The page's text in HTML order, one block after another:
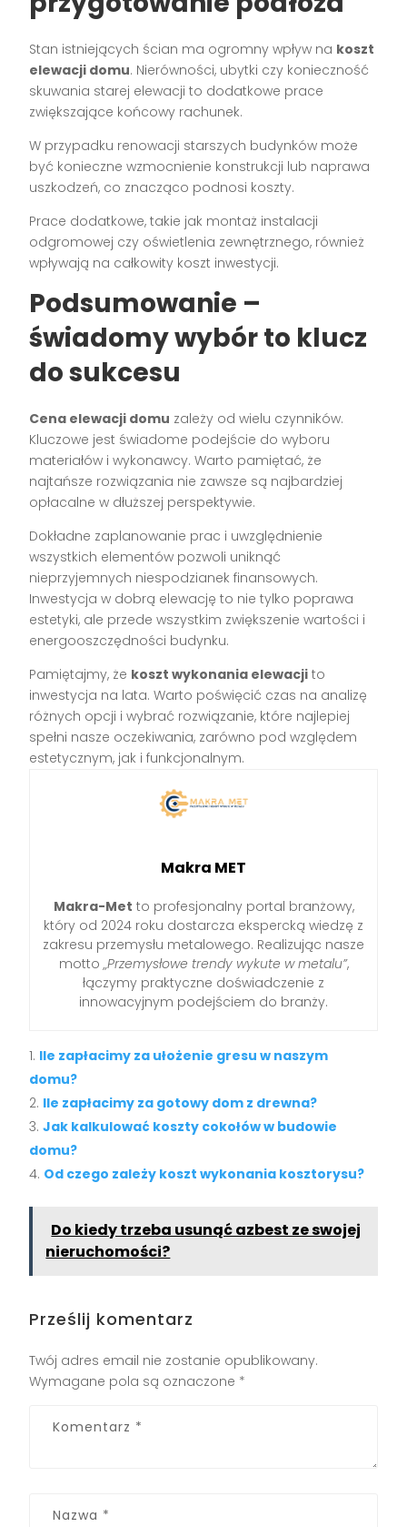
Stan istniejących ścian ma ogromny wpływ na koszt
elewacji domu. Nierówności, ubytki czy konieczność
skuwania starej elewacji to dodatkowe prace
zwiększające końcowy rachunek.
W przypadku renowacji starszych budynków może
być konieczne wzmocnienie konstrukcji lub naprawa
uszkodzeń, co znacząco podnosi koszty.
Prace dodatkowe, takie jak montaż instalacji
odgromowej czy oświetlenia zewnętrznego, również
wpływają na całkowity koszt inwestycji.
Podsumowanie –
świadomy wybór to klucz
do sukcesu
Cena elewacji domu zależy od wielu czynników.
Kluczowe jest świadome podejście do wyboru
materiałów i wykonawcy. Warto pamiętać, że
najtańsze rozwiązania nie zawsze są najbardziej
opłacalne w dłuższej perspektywie.
Dokładne zaplanowanie prac i uwzględnienie
wszystkich elementów pozwoli uniknąć
nieprzyjemnych niespodzianek finansowych.
Inwestycja w dobrą elewację to nie tylko poprawa
estetyki, ale przede wszystkim zwiększenie wartości i
energooszczędności budynku.
Pamiętajmy, że koszt wykonania elewacji to
inwestycja na lata. Warto poświęcić czas na analizę
różnych opcji i wybrać rozwiązanie, które najlepiej
spełni nasze oczekiwania, zarówno pod względem
estetycznym, jak i funkcjonalnym.
Makra MET
Makra-Met to profesjonalny portal branżowy,
który od 2024 roku dostarcza ekspercką wiedzę z
zakresu przemysłu metalowego. Realizując nasze
motto„Przemysłowe trendy wykute w metalu”,
łączymy praktyczne doświadczenie z
innowacyjnym podejściem do branży.
Ile zapłacimy za ułożenie gresu w naszym
domu?
Ile zapłacimy za gotowy dom z drewna?
Jak kalkulować koszty cokołów w budowie
domu?
Od czego zależy koszt wykonania kosztorysu?
Do kiedy trzeba usunąć azbest ze swojej
nieruchomości?
Prześlij komentarz
Twój adres email nie zostanie opublikowany.
Wymagane pola są oznaczone *